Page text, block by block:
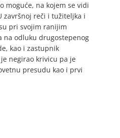
moguće, na kojem se vidi
završnoj reči i tužiteljka i
pri svojim ranijim
na odluku drugostepenog
kao i zastupnik
negirao krivicu pa je
presudu kao i prvi